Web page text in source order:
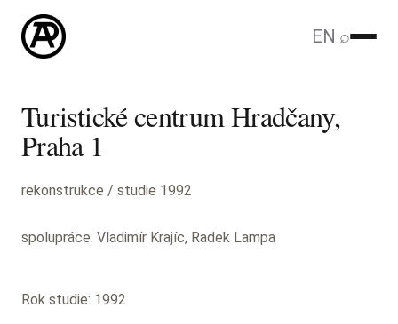
EN ⌕
Turistické centrum Hradčany,
Praha 1
rekonstrukce / studie 1992
spolupráce: Vladimír Krajíc, Radek Lampa
Rok studie: 1992